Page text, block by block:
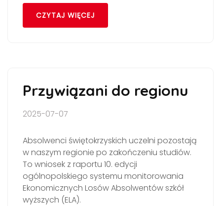
CZYTAJ WIĘCEJ
Przywiązani do regionu
2025-07-07
Absolwenci świętokrzyskich uczelni pozostają
w naszym regionie po zakończeniu studiów.
To wniosek z raportu 10. edycji
ogólnopolskiego systemu monitorowania
Ekonomicznych Losów Absolwentów szkół
wyższych (ELA).